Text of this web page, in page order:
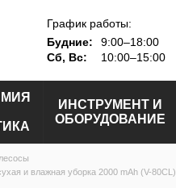
График работы:
Будние:
9:00–18:00
Сб, Вс:
10:00–15:00
ИНСТРУМЕНТ И
ОБОРУДОВАНИЕ
и влажная уборка 2000 mAh (V-80CL)